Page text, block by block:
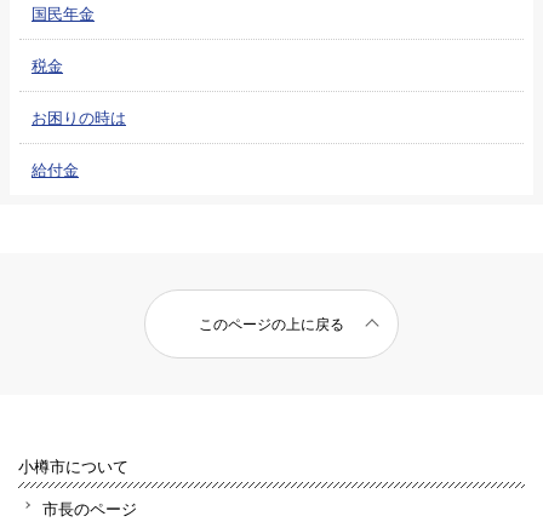
国民年金
税金
お困りの時は
給付金
このページの上に戻る
小樽市について
市長のページ